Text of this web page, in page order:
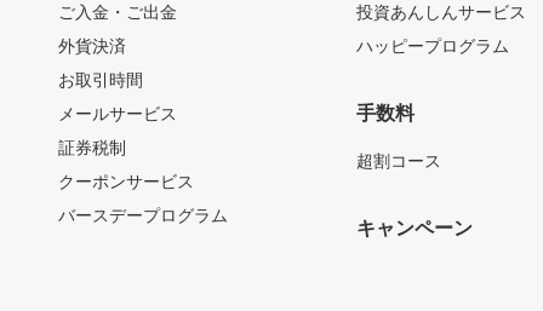
ご入金・ご出金
外貨決済
お取引時間
メールサービス
証券税制
クーポンサービス
バースデープログラム
投資あんしんサービス
ハッピープログラム
手数料
超割コース
キャンペーン